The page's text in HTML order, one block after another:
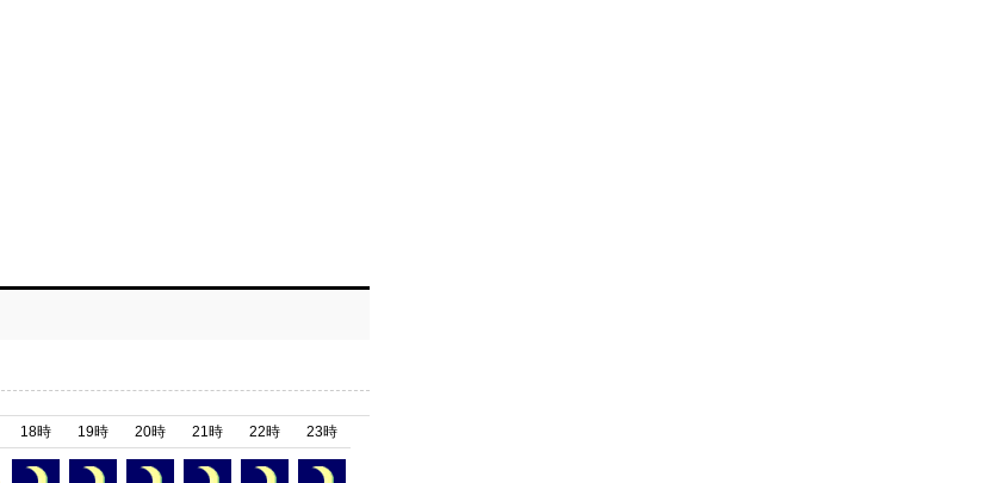
18時 19時 20時 21時 22時 23時